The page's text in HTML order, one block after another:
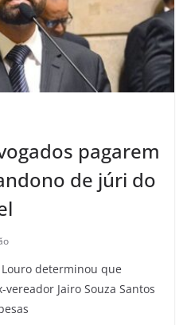
pagarem
de júri do
determinou que
Jairo Souza Santos